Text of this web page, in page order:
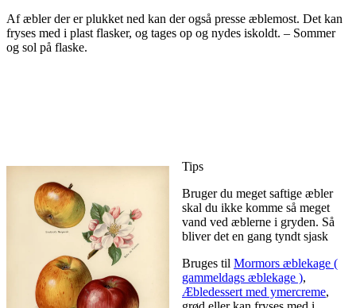
Af æbler der er plukket ned kan der også presse æblemost. Det kan
fryses med i plast flasker, og tages op og nydes iskoldt. – Sommer
og sol på flaske.
Tips
Bruger du meget saftige æbler
skal du ikke komme så meget
vand ved æblerne i gryden. Så
bliver det en gang tyndt sjask
Bruges til Mormors æblekage (
gammeldags æblekage ),
Æbledessert med ymercreme,